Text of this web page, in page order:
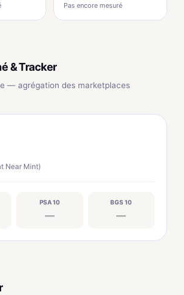
Pas encore mesuré
& Tracker
— agrégation des marketplaces
Near Mint)
PSA 10
—
BGS 10
—